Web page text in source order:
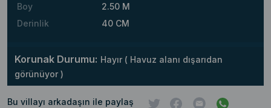
Boy
2.50 M
Derinlik
40 CM
Korunak Durumu: Hayır ( Havuz alanı dışarıdan
görünüyor )
Bu villayı arkadaşın ile paylaş